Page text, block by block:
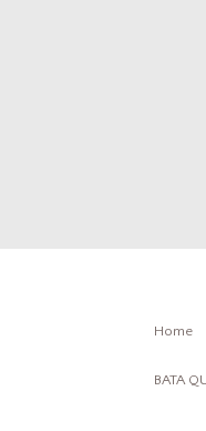
Home
BATA